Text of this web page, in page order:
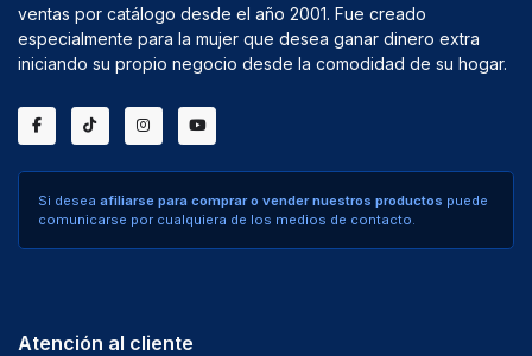
ventas por catálogo desde el año 2001. Fue creado
especialmente para la mujer que desea ganar dinero extra
iniciando su propio negocio desde la comodidad de su hogar.
Si desea afiliarse para comprar o vender nuestros productos puede
comunicarse por cualquiera de los medios de contacto.
Atención al cliente